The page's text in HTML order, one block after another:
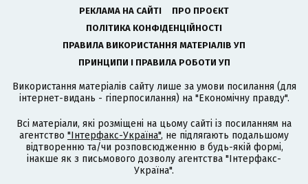
РЕКЛАМА НА САЙТІ
ПРО ПРОЄКТ
ПОЛІТИКА КОНФІДЕНЦІЙНОСТІ
ПРАВИЛА ВИКОРИСТАННЯ МАТЕРІАЛІВ УП
ПРИНЦИПИ І ПРАВИЛА РОБОТИ УП
Використання матеріалів сайту лише за умови посилання (для
інтернет-видань - гіперпосилання) на "Економічну правду".
Всі матеріали, які розміщені на цьому сайті із посиланням на
агентство "Інтерфакс-Україна", не підлягають подальшому
відтворенню та/чи розповсюдженню в будь-якій формі,
інакше як з письмового дозволу агентства "Інтерфакс-
Україна".